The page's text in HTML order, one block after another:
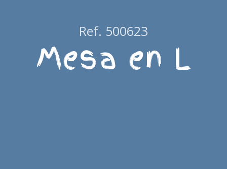
Ref. 500623
Mesa en L